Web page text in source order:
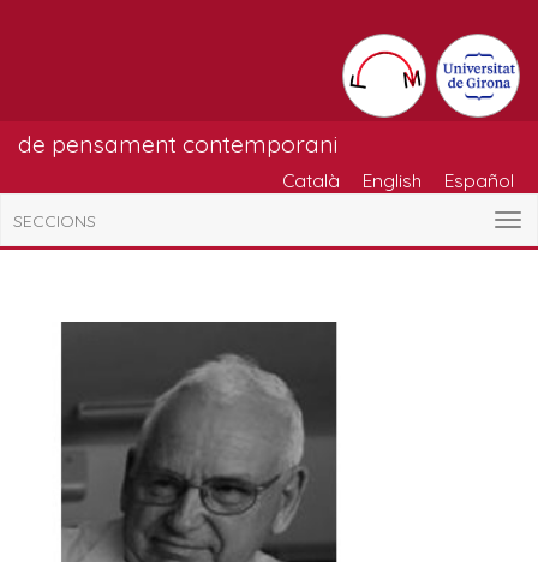
de pensament contemporani
Català English Español
SECCIONS